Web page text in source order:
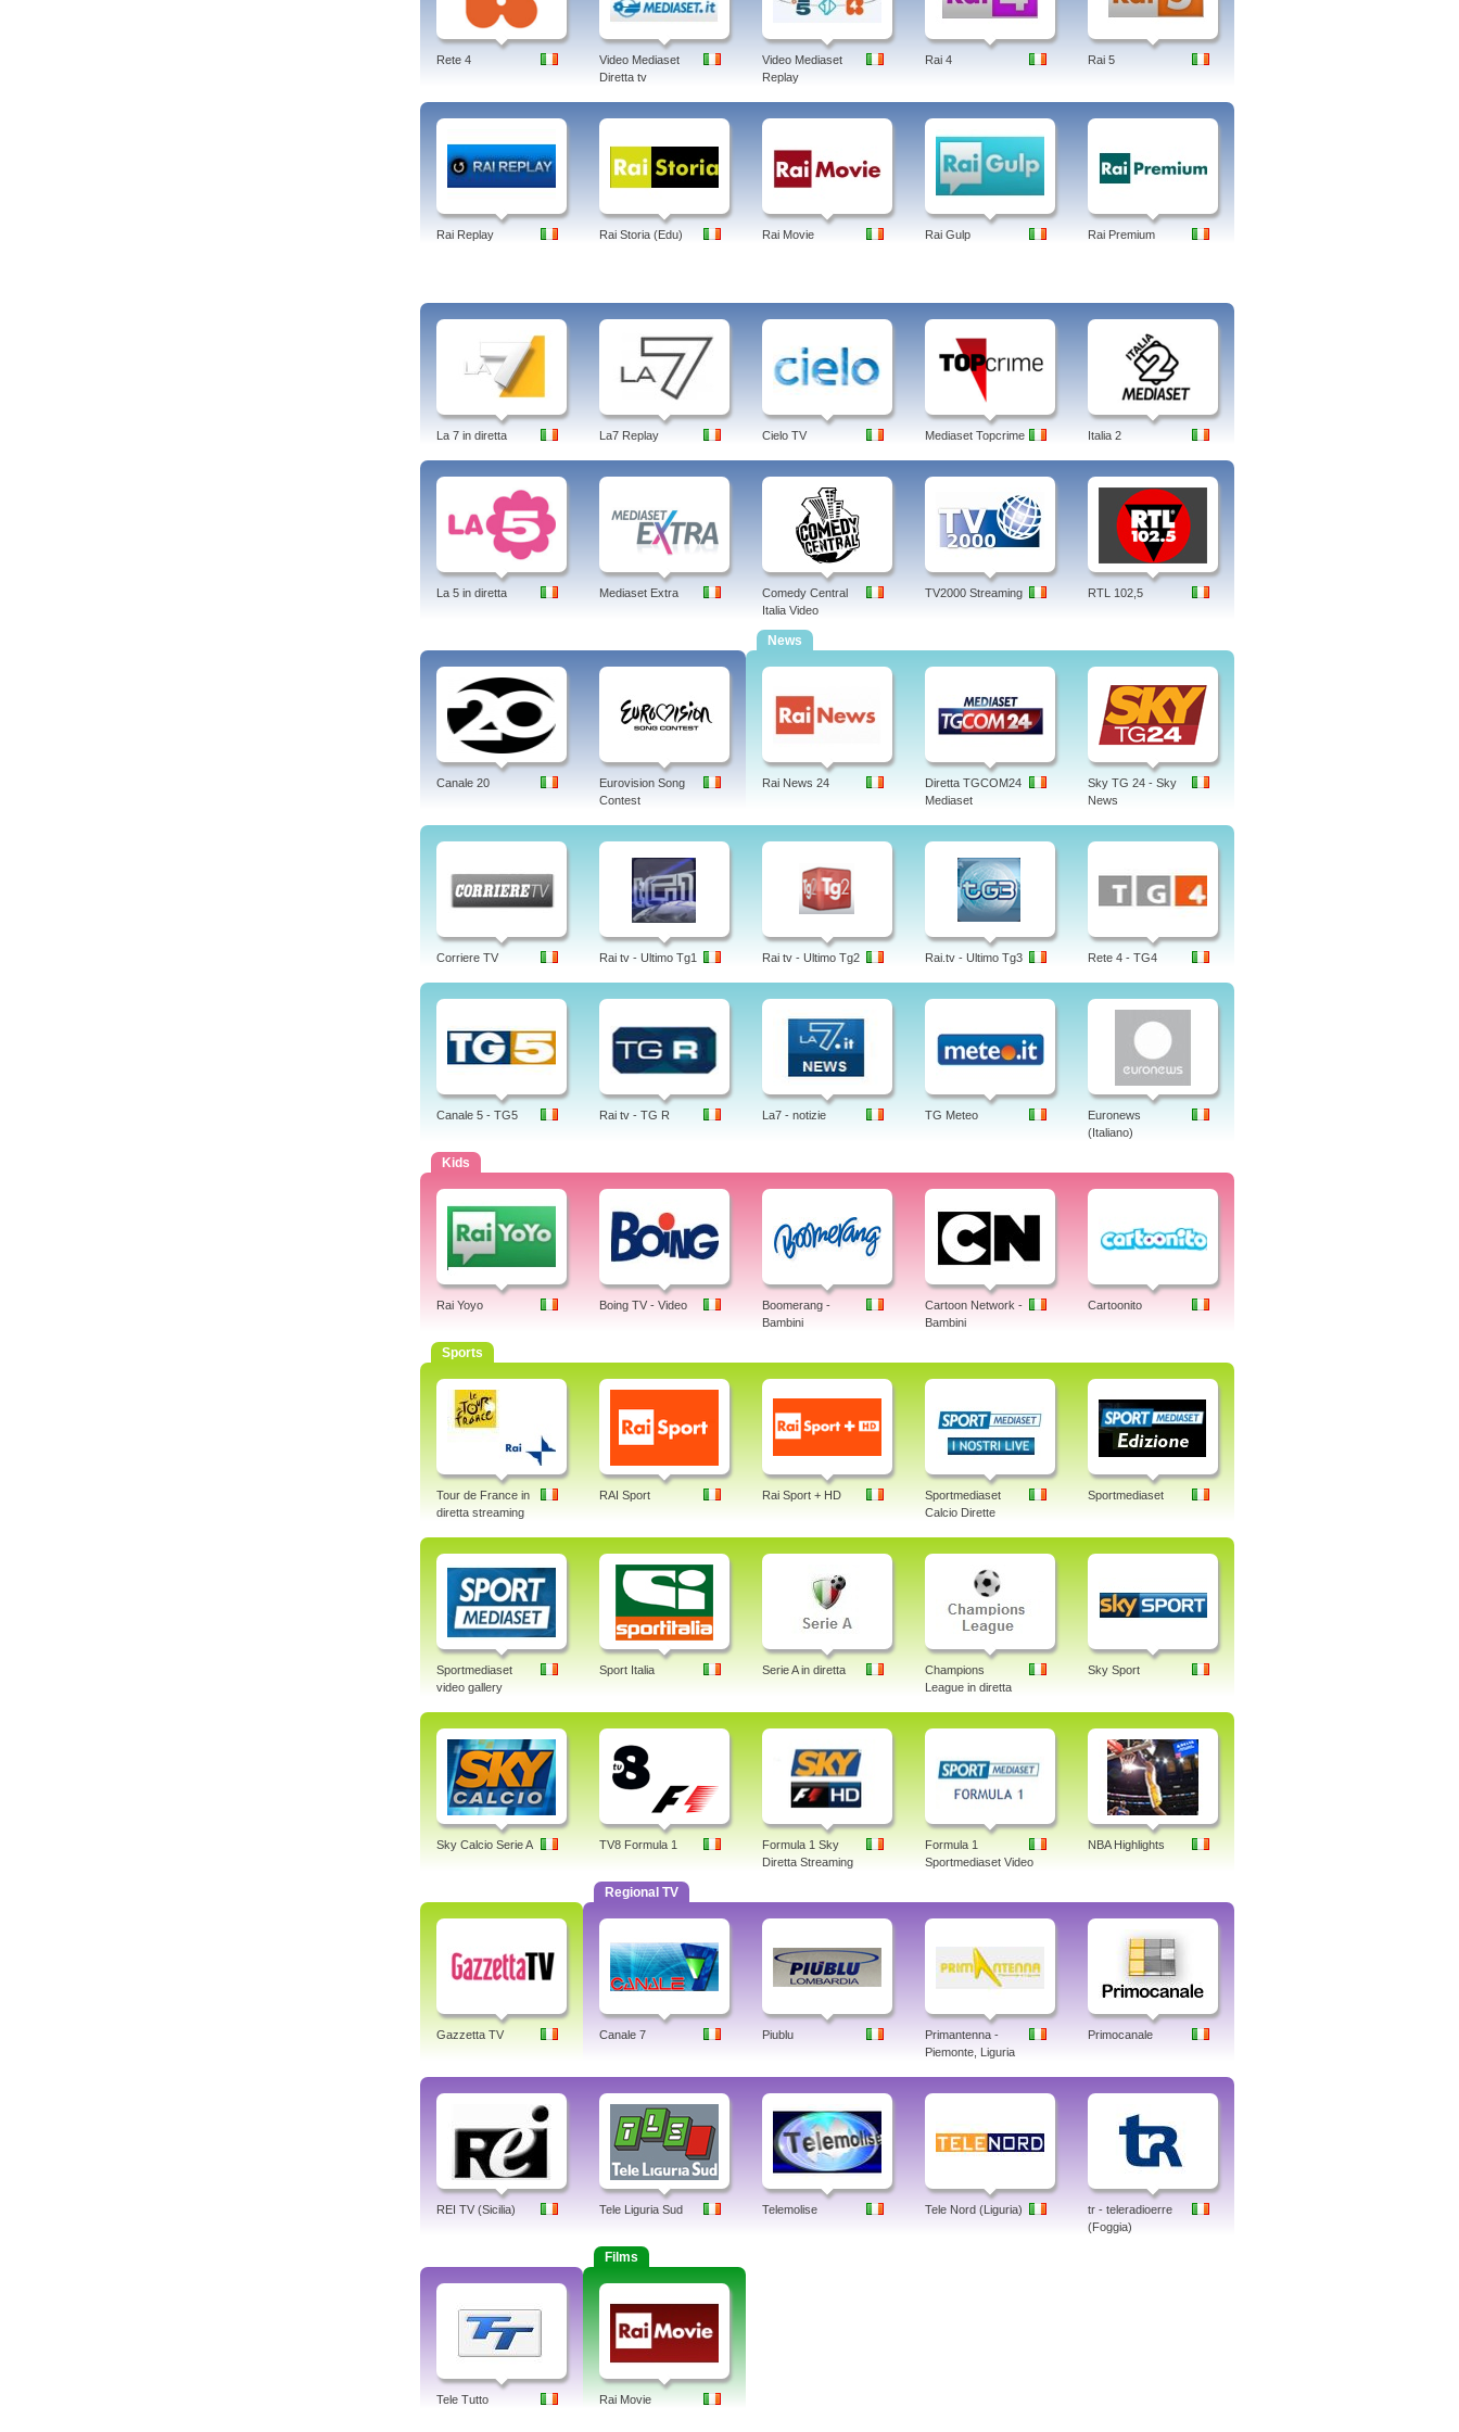
Rete 4
Video Mediaset
Diretta tv
Video Mediaset
Replay
Rai 4 Rai 5
Rai Replay Rai Storia (Edu) Rai Movie Rai Gulp Rai Premium
La 7 in diretta La7 Replay Cielo TV Mediaset Topcrime Italia 2
La 5 in diretta Mediaset Extra
Comedy Central
Italia Video
TV2000 Streaming RTL 102,5
Canale 20
Eurovision Song
Contest
News
Rai News 24
Diretta TGCOM24
Mediaset
Sky TG 24 - Sky
News
Corriere TV Rai tv - Ultimo Tg1 Rai tv - Ultimo Tg2 Rai.tv - Ultimo Tg3 Rete 4 - TG4
Canale 5 - TG5 Rai tv - TG R La7 - notizie TG Meteo
Euronews
(Italiano)
Kids
Rai Yoyo Boing TV - Video
Boomerang -
Bambini
Cartoon Network -
Bambini
Cartoonito
Sports
Tour de France in
diretta streaming
RAI Sport Rai Sport + HD
Sportmediaset
Calcio Dirette
Sportmediaset
Sportmediaset
video gallery
Sport Italia Serie A in diretta
Champions
League in diretta
Sky Sport
Sky Calcio Serie A TV8 Formula 1
Formula 1 Sky
Diretta Streaming
Formula 1
Sportmediaset Video
NBA Highlights
Gazzetta TV
Regional TV
Canale 7 Piublu
Primantenna -
Piemonte, Liguria
Primocanale
REI TV (Sicilia) Tele Liguria Sud Telemolise Tele Nord (Liguria)
tr - teleradioerre
(Foggia)
Tele Tutto
Films
Rai Movie